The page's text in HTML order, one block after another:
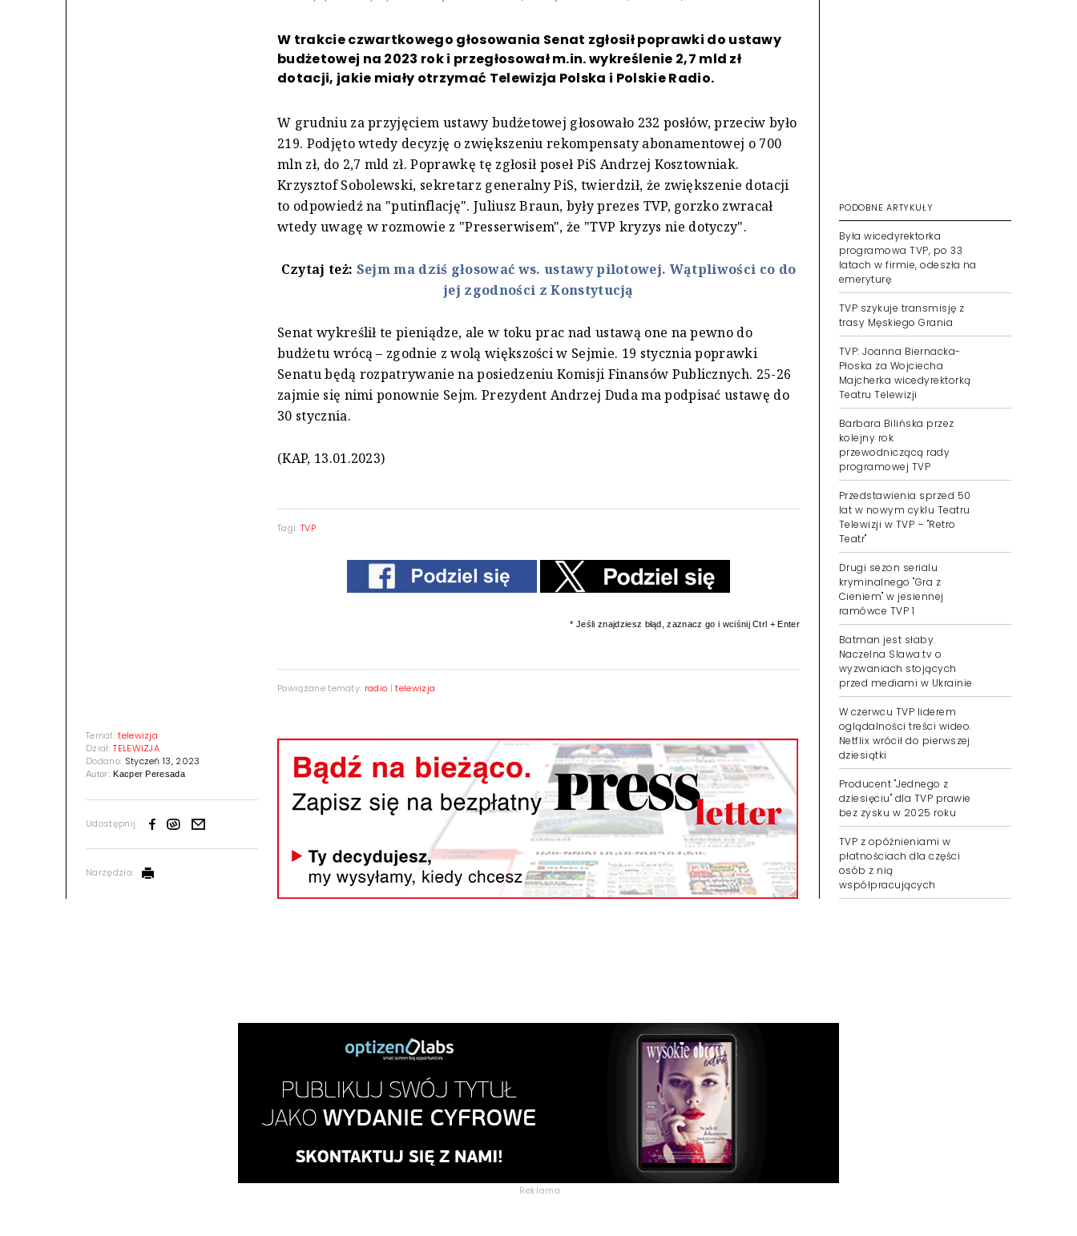
Temat:telewizja
Dział:TELEWIZJA
Dodano: Styczeń 13, 2023
Autor:Kacper Peresada
Udostępnij:
Narzędzia:
W trakcie czwartkowego głosowania Senat zgłosił poprawki do ustawy
budżetowej na 2023 rok i przegłosował m.in. wykreślenie 2,7 mld zł
dotacji, jakie miały otrzymać Telewizja Polska i Polskie Radio.
W grudniu za przyjęciem ustawy budżetowej głosowało 232 posłów, przeciw było
219. Podjęto wtedy decyzję o zwiększeniu rekompensaty abonamentowej o 700
mln zł, do 2,7 mld zł. Poprawkę tę zgłosił poseł PiS Andrzej Kosztowniak.
Krzysztof Sobolewski, sekretarz generalny PiS, twierdził, że zwiększenie dotacji
to odpowiedź na "putinflację". Juliusz Braun, były prezes TVP, gorzko zwracał
wtedy uwagę w rozmowie z "Presserwisem", że "TVP kryzys nie dotyczy".
Czytaj też: Sejm ma dziś głosować ws. ustawy pilotowej. Wątpliwości co do
jej zgodności z Konstytucją
Senat wykreślił te pieniądze, ale w toku prac nad ustawą one na pewno do
budżetu wrócą – zgodnie z wolą większości w Sejmie. 19 stycznia poprawki
Senatu będą rozpatrywanie na posiedzeniu Komisji Finansów Publicznych. 25-26
zajmie się nimi ponownie Sejm. Prezydent Andrzej Duda ma podpisać ustawę do
30 stycznia.
(KAP, 13.01.2023)
Tagi: TVP
* Jeśli znajdziesz błąd, zaznacz go i wciśnij Ctrl + Enter
Powiązane tematy: radio |telewizja
PODOBNE ARTYKUŁY
Była wicedyrektorka
programowa TVP, po 33
latach w firmie, odeszła na
emeryturę
TVP szykuje transmisję z
trasy Męskiego Grania
TVP: Joanna Biernacka-
Płoska za Wojciecha
Majcherka wicedyrektorką
Teatru Telewizji
Barbara Bilińska przez
kolejny rok
przewodniczącą rady
programowej TVP
Przedstawienia sprzed 50
lat w nowym cyklu Teatru
Telewizji w TVP – "Retro
Teatr"
Drugi sezon serialu
kryminalnego "Gra z
Cieniem" w jesiennej
ramówce TVP 1
Batman jest słaby.
Naczelna Slawa.tv o
wyzwaniach stojących
przed mediami w Ukrainie
W czerwcu TVP liderem
oglądalności treści wideo.
Netflix wrócił do pierwszej
dziesiątki
Producent "Jednego z
dziesięciu" dla TVP prawie
bez zysku w 2025 roku
TVP z opóźnieniami w
płatnościach dla części
osób z nią
współpracujących
Reklama